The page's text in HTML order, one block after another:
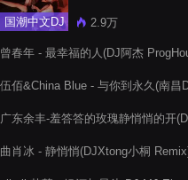
国潮中文DJ 2.9万
曾春年 - 最幸福的人(DJ阿杰
伍佰&China Blue - 与你到永久(南昌
广东余丰-羞答答的玫瑰静悄悄的开
曲肖冰 - 静悄悄(DJXtong小桐